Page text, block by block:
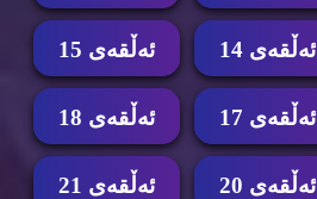
ئه‌ڵقه‌ی 14 ئه‌ڵقه‌ی 15
ئه‌ڵقه‌ی 17 ئه‌ڵقه‌ی 18
ئه‌ڵقه‌ی 20 ئه‌ڵقه‌ی 21